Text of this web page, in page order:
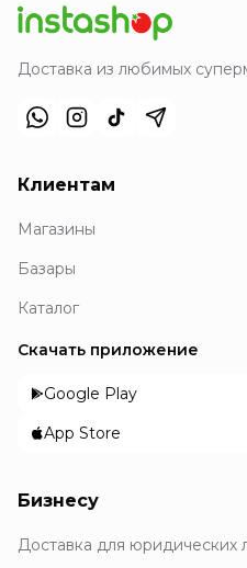
Доставка из любимых
Клиентам
Магазины
Базары
Каталог
Скачать приложение
Google Play
App Store
Бизнесу
Доставка для юридических